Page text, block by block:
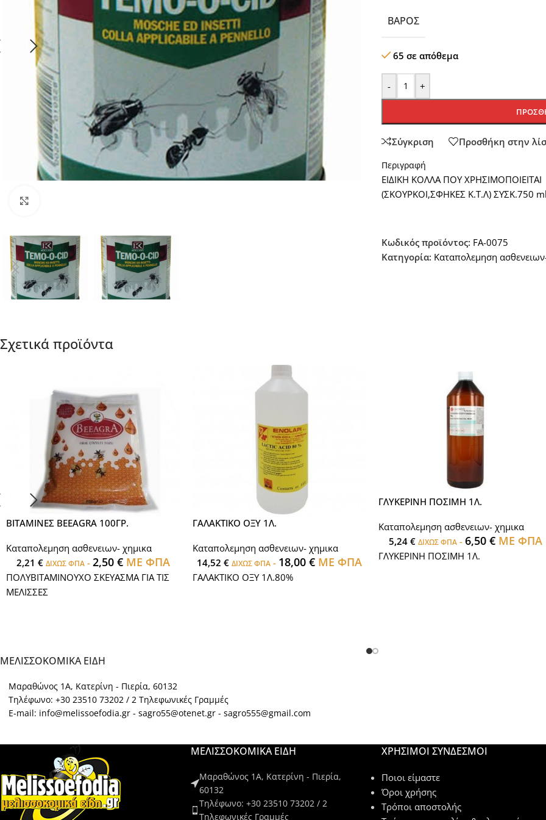
ΒΆΡΟΣ
65 σε απόθεμα
- +
Σύγκριση Προσθήκη στην
Περιγραφή
ΕΙΔΙΚΗ ΚΟΛΛΑ ΠΟΥ
(ΣΚΟΥΡΚΟΙ,ΣΦΗΚΕΣ Κ.Τ.Λ) ΣΥΣΚ.750 ml
Κωδικός προϊόντος: FA-0075
Κατηγορία: Καταπολεμηση
Σχετικά προϊόντα
ΒΙΤΑΜΙΝΕΣ BEEAGRA 100ΓΡ.
Καταπολεμηση ασθενειων- χημικα
2,21 € ΔΙΧΩΣ ΦΠΑ- 2,50 €ΜΕ ΦΠΑ
ΠΟΛΥΒΙΤΑΜΙΝΟΥΧΟ ΣΚΕΥΑΣΜΑ ΓΙΑ ΤΙΣ
ΜΕΛΙΣΣΕΣ
ΓΑΛΑΚΤΙΚΟ ΟΞΥ 1Λ.
Καταπολεμηση ασθενειων- χημικα
14,52 € ΔΙΧΩΣ ΦΠΑ- 18,00 €ΜΕ ΦΠΑ
ΓΑΛΑΚΤΙΚΟ ΟΞΥ 1Λ.80%
ΓΛΥΚΕΡΙΝΗ ΠΟΣΙΜΗ 1Λ.
Καταπολεμηση ασθενειων- χημικα
5,24 € ΔΙΧΩΣ ΦΠΑ- 6,50 €ΜΕ ΦΠΑ
ΓΛΥΚΕΡΙΝΗ ΠΟΣΙΜΗ 1Λ.
ΜΕΛΙΣΣΟΚΟΜΙΚΑ ΕΙΔΗ
Μαραθώνος 1Α, Κατερίνη - Πιερία, 60132
Τηλέφωνο: +30 23510 73202 / 2 Τηλεφωνικές Γραμμές
E-mail: info@melissoefodia.gr - sagro55@otenet.gr - sagro555@gmail.com
ΜΕΛΙΣΣΟΚΟΜΙΚΑ ΕΙΔΗ
Μαραθώνος 1Α, Κατερίνη - Πιερία,
60132
Τηλέφωνο: +30 23510 73202 / 2
Τηλεφωνικές Γραμμές
ΧΡΉΣΙΜΟΙ ΣΎΝΔΕΣΜΟΙ
Ποιοι είμαστε
Όροι χρήσης
Τρόποι αποστολής